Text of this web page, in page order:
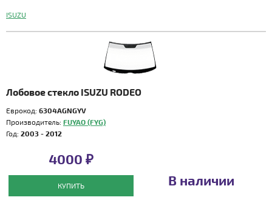
ISUZU
Лобовое стекло ISUZU RODEO
Еврокод: 6304AGNGYV
Производитель: FUYAO (FYG)
Год: 2003 - 2012
4000 ₽
КУПИТЬ В наличии